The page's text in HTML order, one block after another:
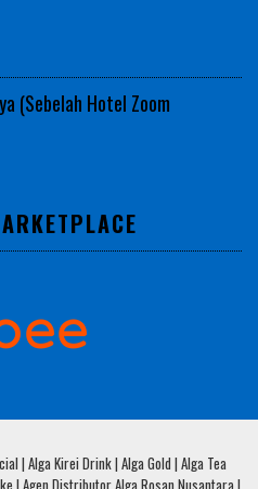
(Sebelah Hotel Zoom
| Alga Kirei Drink | Alga Gold | Alga Tea
| Agen Distributor Alga Rosan Nusantara |